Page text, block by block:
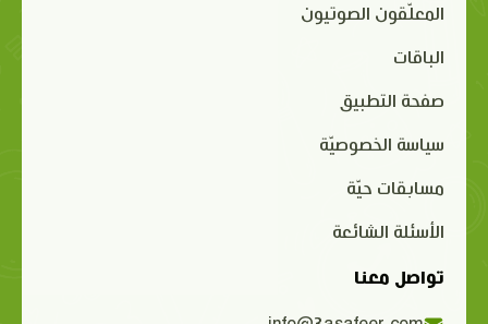
المعلّقون الصوتيون
الباقات
صفحة التطبيق
سياسة الخصوصيّة
مسابقات حيّة
الأسئلة الشائعة
تواصل معنا